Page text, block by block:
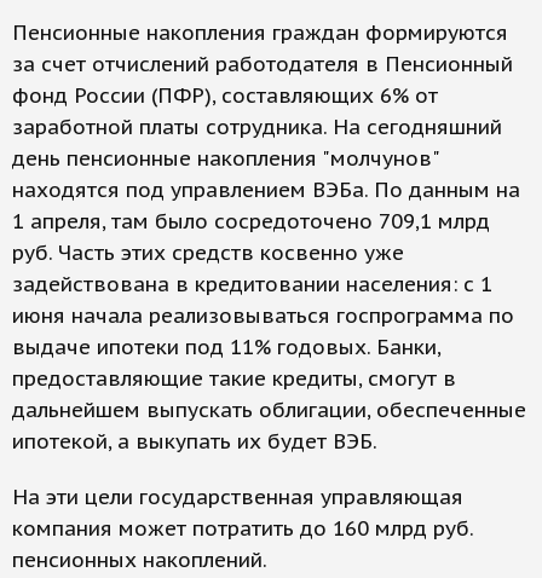
Пенсионные накопления граждан формируются
за счет отчислений работодателя в Пенсионный
фонд России (ПФР), составляющих 6% от
заработной платы сотрудника. На сегодняшний
день пенсионные накопления "молчунов"
находятся под управлением ВЭБа. По данным на
1 апреля, там было сосредоточено 709,1 млрд
руб. Часть этих средств косвенно уже
задействована в кредитовании населения: с 1
июня начала реализовываться госпрограмма по
выдаче ипотеки под 11% годовых. Банки,
предоставляющие такие кредиты, смогут в
дальнейшем выпускать облигации, обеспеченные
ипотекой, а выкупать их будет ВЭБ.
На эти цели государственная управляющая
компания может потратить до 160 млрд руб.
пенсионных накоплений.